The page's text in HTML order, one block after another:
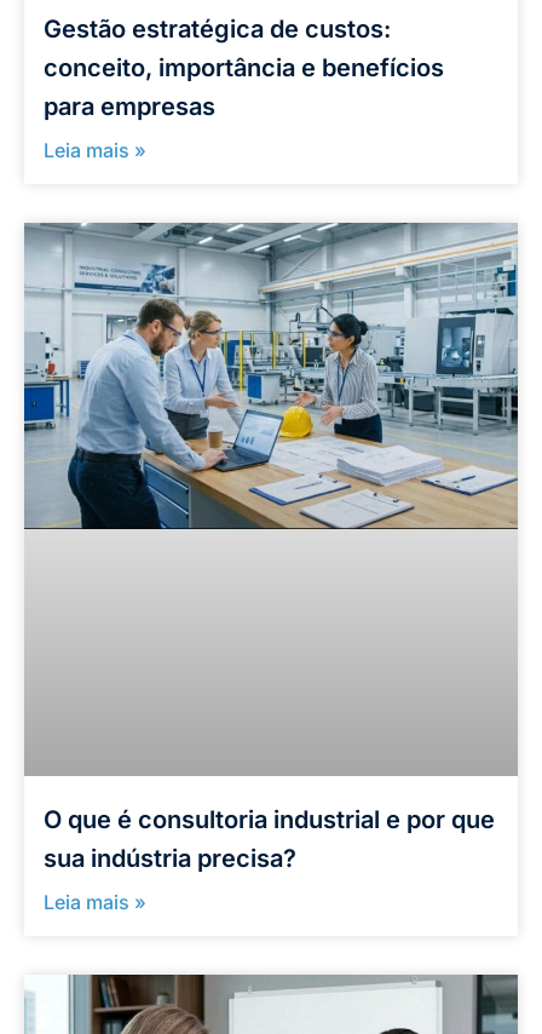
Gestão estratégica de custos:
conceito, importância e benefícios
para empresas
Leia mais »
O que é consultoria industrial e por que
sua indústria precisa?
Leia mais »